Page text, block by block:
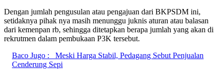
Dengan jumlah pengusulan atau pengajuan dari BKPSDM ini,
setidaknya pihak nya masih menunggu juknis aturan atau balasan
dari kemenpan rb, sehingga ditetapkan berapa jumlah yang akan di
rekrutmen dalam pembukaan P3K tersebut.
Baco Jugo :
Meski Harga Stabil, Pedagang Sebut Penjualan
Cenderung Sepi